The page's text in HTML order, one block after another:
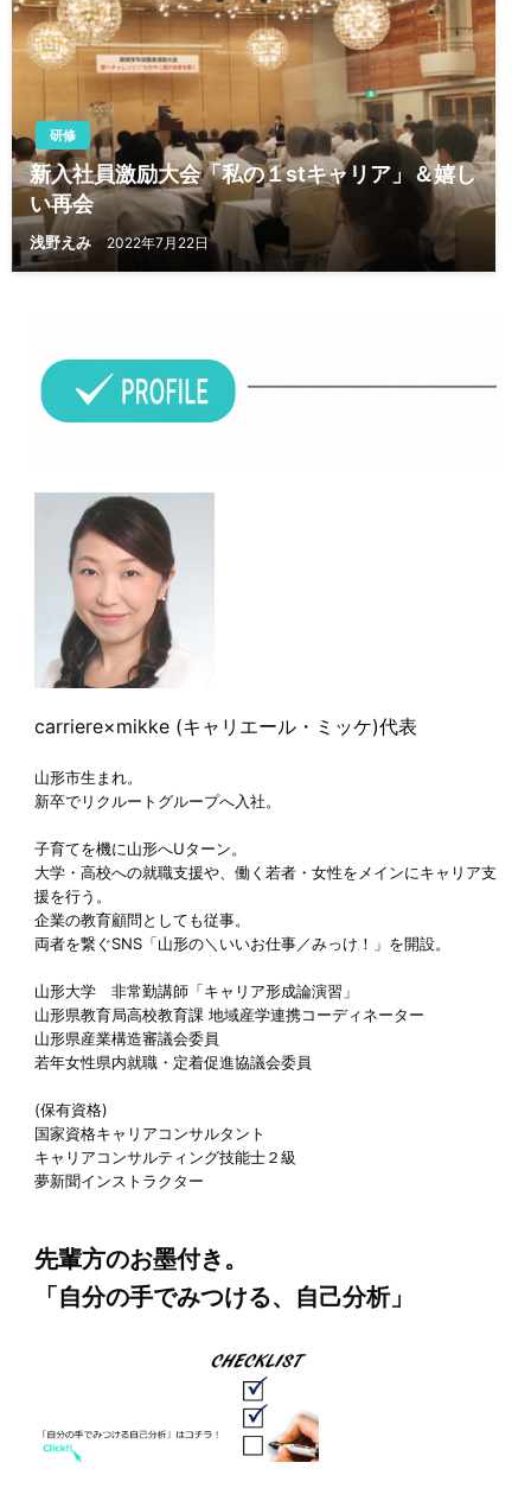
研修
新入社員激励大会「私の１stキャリア」＆嬉し
い再会
浅野えみ 2022年7月22日
carriere×mikke (キャリエール・ミッケ)代表
山形市生まれ。
新卒でリクルートグループへ入社。
子育てを機に山形へUターン。
大学・高校への就職支援や、働く若者・女性をメインにキャリア支
援を行う。
企業の教育顧問としても従事。
両者を繋ぐSNS「山形の＼いいお仕事／みっけ！」を開設。
山形大学 非常勤講師「キャリア形成論演習」
山形県教育局高校教育課 地域産学連携コーディネーター
山形県産業構造審議会委員
若年女性県内就職・定着促進協議会委員
(保有資格)
国家資格キャリアコンサルタント
キャリアコンサルティング技能士２級
夢新聞インストラクター
先輩方のお墨付き。
「自分の手でみつける、自己分析」